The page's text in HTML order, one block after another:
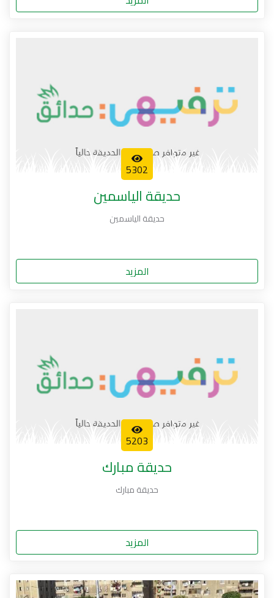
5302
حديقة الياسمين
حديقة الياسمين
المزيد
5203
حديقة مبارك
حديقة مبارك
المزيد